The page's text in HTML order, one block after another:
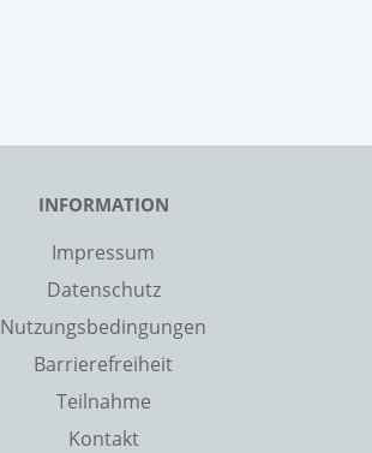
INFORMATION
Impressum
Datenschutz
Nutzungsbedingungen
Barrierefreiheit
Teilnahme
Kontakt